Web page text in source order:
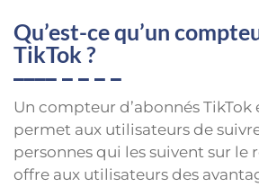
Qu’est-ce qu’un
TikTok ?
Un compteur d’abonnés
permet aux utilisateurs de
personnes qui les suivent sur le
offre aux utilisateurs des